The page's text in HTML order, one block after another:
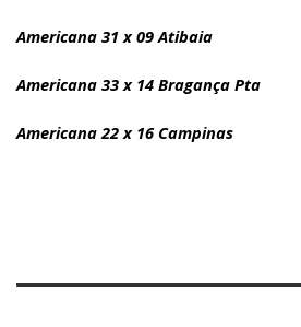
Americana 31 x 09 Atibaia
Americana 33 x 14 Bragança Pta
Americana 22 x 16 Campinas